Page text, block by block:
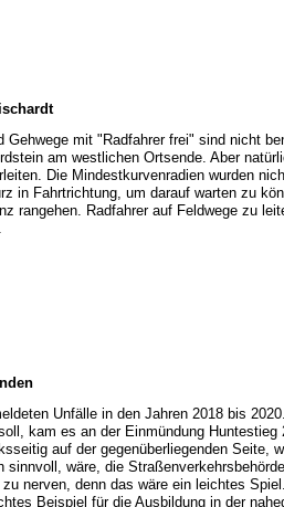
Gehwege mit "Radfahrer frei" sind nicht
am westlichen Ortsende. Aber
Die Mindestkurvenradien wurden
in Fahrtrichtung, um darauf warten zu
rangehen. Radfahrer auf Feldwege zu
Unfälle in den Jahren 2018 bis
kam es an der Einmündung
auf der gegenüberliegenden Seite,
sinnvoll, wäre, die
nerven, denn das wäre ein leichtes
Beispiel für die Ausbildung in der